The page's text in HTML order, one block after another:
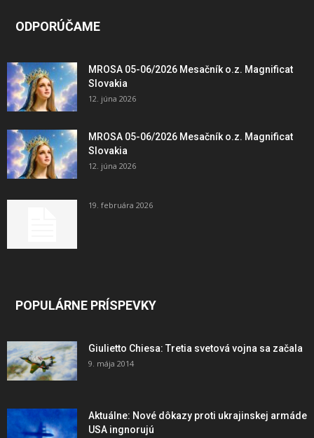
ODPORÚČAME
MROSA 05-06/2026 Mesačník o.z. Magnificat
Slovakia
12. júna 2026
MROSA 05-06/2026 Mesačník o.z. Magnificat
Slovakia
12. júna 2026
19. februára 2026
POPULÁRNE PRÍSPEVKY
Giulietto Chiesa: Tretia svetová vojna sa začala
9. mája 2014
Aktuálne: Nové dôkazy proti ukrajinskej armáde
USA ingnorujú